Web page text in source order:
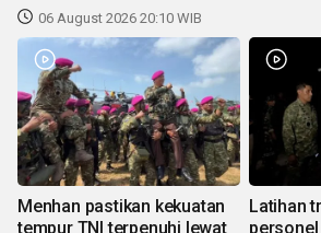
06 August 2026 20:10 WIB
Menhan pastikan kekuatan
tempur TNI terpenuhi lewat
Latihan
personel